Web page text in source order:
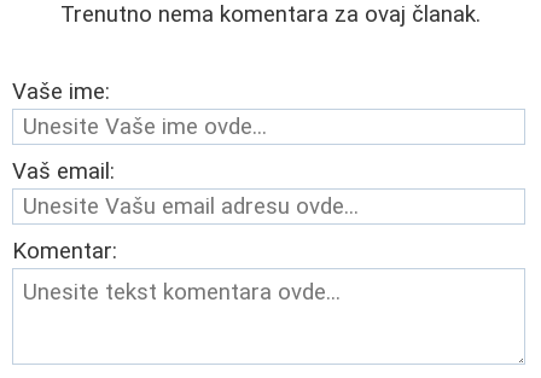
Trenutno nema komentara za ovaj članak.
Vaše ime:
Vaš email:
Komentar: